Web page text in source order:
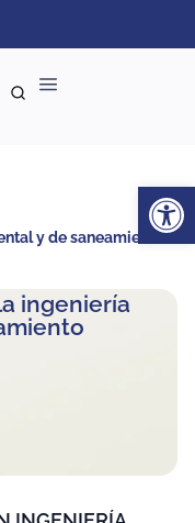
y de saneamiento
ingeniería